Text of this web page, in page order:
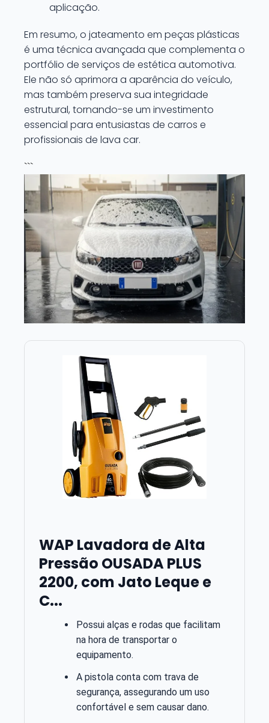
aplicação.
Em resumo, o jateamento em peças plásticas
é uma técnica avançada que complementa o
portfólio de serviços de estética automotiva.
Ele não só aprimora a aparência do veículo,
mas também preserva sua integridade
estrutural, tornando-se um investimento
essencial para entusiastas de carros e
profissionais de lava car.
```
WAP Lavadora de Alta
Pressão OUSADA PLUS
2200, com Jato Leque e
C...
Possui alças e rodas que facilitam
na hora de transportar o
equipamento.
A pistola conta com trava de
segurança, assegurando um uso
confortável e sem causar dano.